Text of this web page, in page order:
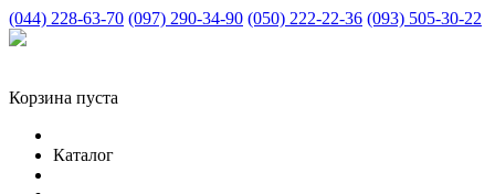
(044) 228-63-70 (097) 290-34-90 (050) 222-22-36 (093) 505-30-22
Корзина пуста
Каталог